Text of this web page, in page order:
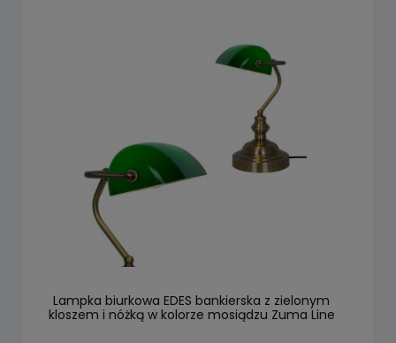
Lampka biurkowa EDES bankierska z zielonym
kloszem i nóżką w kolorze mosiądzu Zuma Line